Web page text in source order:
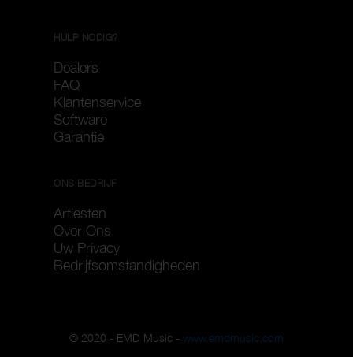
HULP NODIG?
Dealers
FAQ
Klantenservice
Software
Garantie
ONS BEDRIJF
Artiesten
Over Ons
Uw Privacy
Bedrijfsomstandigheden
© 2020 - EMD Music - www.emdmusic.com